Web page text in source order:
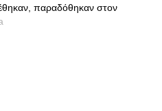
παραδόθηκαν στον